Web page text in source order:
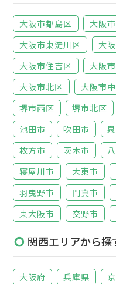
大阪市都島区 大阪
大阪市東淀川区
大
大阪市住吉区
大阪
大阪市北区
大阪市
堺市西区
堺市北区
池田市
吹田市
枚方市
茨木市
寝屋川市
大東市
羽曳野市
門真市
東大阪市
交野市
関西エリアから探
大阪府 兵庫県